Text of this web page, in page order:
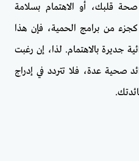
قلبك، أو الاهتمام بسلامة
من برامج الحمية، فإن هذا
جديرة بالاهتمام. لذا، إن رغبت
صحية عدة، فلا تتردد في إدراج